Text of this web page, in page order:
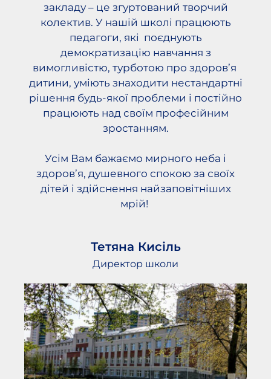
закладу – це згуртований творчий
колектив. У нашій школі працюють
педагоги, які поєднують
демократизацію навчання з
вимогливістю, турботою про здоров’я
дитини, уміють знаходити нестандартні
рішення будь-якої проблеми і постійно
працюють над своїм професійним
зростанням.
Усім Вам бажаємо мирного неба і
здоров’я, душевного спокою за своїх
дітей і здійснення найзаповітніших
мрій!
Тетяна Кисіль
Директор школи